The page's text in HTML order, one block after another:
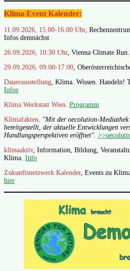
Klima-Event Kalender:
11.09.2026, 15.00-16.00 Uhr,
Infos demnächst
26.09.2026, 10.30 Uhr, Vienna Climate Run.
29.09.2026, 09.00-17.00,
Dauerausstellung, Klima. Wissen. Handeln!
Infos
Klima Werkstatt Wien. Programm
Klimafakten. "Mit der oecolution-Mediathek
bereitgestellt, der aktuelle Entwicklungen
Handlungsperspektiven eröffnet".
klimaaktiv, Information, Bildung,
Klima. Info
Zukunftsnetzwerk Kalender, Events zu
hier